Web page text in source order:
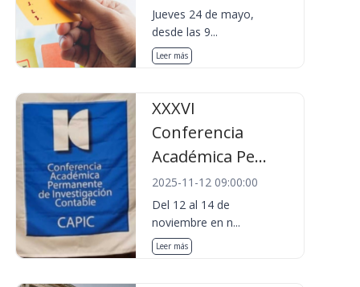
Jueves 24 de mayo,
desde las 9...
Leer más
XXXVI
Conferencia
Académica Pe...
2025-11-12 09:00:00
Del 12 al 14 de
noviembre en n...
Leer más